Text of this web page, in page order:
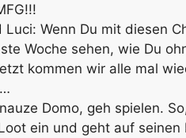
Luci: Wenn Du mit diesen
Woche sehen, wie Du
kommen wir alle mal
Domo, geh spielen.
ein und geht auf